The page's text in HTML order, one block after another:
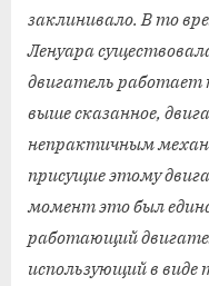
заклинивало. В то
Ленуара
двигатель работает
выше сказанное,
непрактичным
присущие этому
момент это был
работающий
использующий в виде